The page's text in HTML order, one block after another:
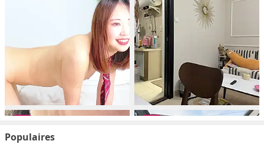
Populaires